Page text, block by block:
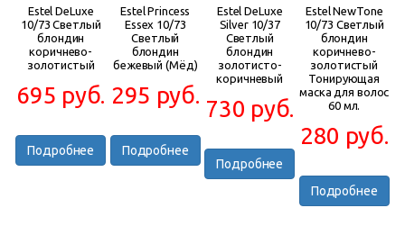
Estel DeLuxe
10/73 Светлый
блондин
коричнево-
золотистый
695 руб.
Подробнее
Estel Princess
Essex 10/73
Светлый
блондин
бежевый (Мёд)
295 руб.
Подробнее
Estel DeLuxe
Silver 10/37
Светлый
блондин
золотисто-
коричневый
730 руб.
Подробнее
Estel NewTone
10/73 Светлый
блондин
коричнево-
золотистый
Тонирующая
маска для волос
60 мл.
280 руб.
Подробнее